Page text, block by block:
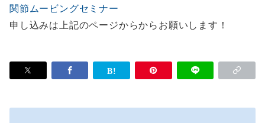
関節ムービングセミナー
申し込みは上記のページからからお願いします！